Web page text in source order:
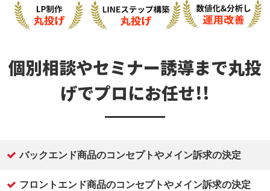
個別相談やセミナー誘導まで丸投
げでプロにお任せ!!
バックエンド商品のコンセプトやメイン訴求の決定
フロントエンド商品のコンセプトやメイン訴求の決定